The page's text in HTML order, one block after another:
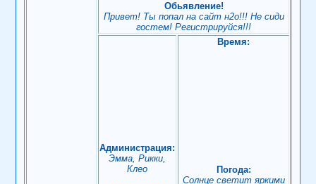
Обьявление!
Привет! Ты попал на сайт н2о!!! Не сиди
гостем! Регистрируйся!!!
Администрация:
Эмма, Рикки,
Клео
Время:
Погода:
Солнце светит яркими